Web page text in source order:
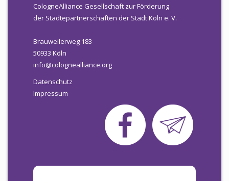
CologneAlliance Gesellschaft zur Förderung
der Städtepartnerschaften der Stadt Köln e. V.
Brauweilerweg 183
50933 Köln
info@colognealliance.org
Datenschutz
Impressum